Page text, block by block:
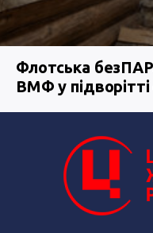
Флотська
ВМФ у